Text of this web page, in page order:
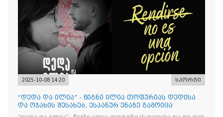
2025-10-08 14:20 სპორტი
“დედა და ილია” - წიგნი ილია თოფურიას დედისა
და ოჯახის შესახებ, ესპანურ ენაზე გამოიცა